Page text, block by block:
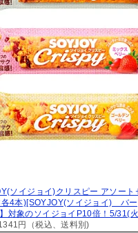
ソイジョイ)クリスピー アソート
4本)[SOYJOY(ソイジョイ) バー
対象のソイジョイP10倍！5/31(
円（税込、送料別)